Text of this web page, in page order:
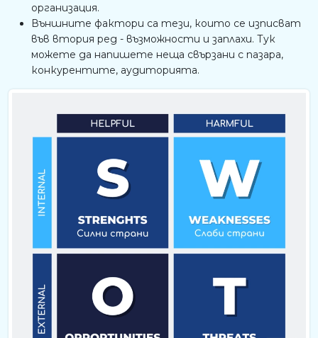
организация.
Външните фактори са тези, които се изписват
във втория ред - възможности и заплахи. Тук
можете да напишете неща свързани с пазара,
конкурентите, аудиторията.